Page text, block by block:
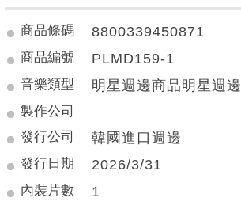
商品條碼 8800339450871
商品編號 PLMD159-1
音樂類型 明星週邊商品明星週邊
製作公司
發行公司
韓國進口週邊
發行日期 2026/3/31
內裝片數 1